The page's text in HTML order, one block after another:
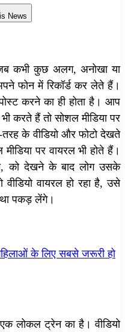
News
कभी कुछ अलग, अनोखा या
फोन में रिकॉर्ड कर लेते हैं।
करने का ही होता है। आप
करते हैं तो सोशल मीडिया पर
तरह के वीडियो और फोटो देखते
पर वायरल भी होते हैं।
को देखने के बाद लोग उसके
वायरल हो रहा है, उसे
पकड़ लेंगे।
के लिए सबसे जरूरी हो
एक लोकल ट्रेन का है। वीडियो